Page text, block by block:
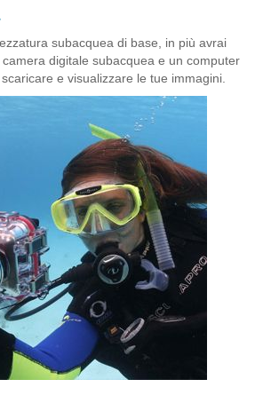
subacquea di base, in più avrai
digitale subacquea e un computer
e visualizzare le tue immagini.